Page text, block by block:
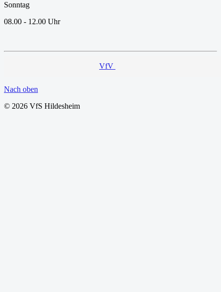
Sonntag
08.00 - 12.00 Uhr
VfV
Nach oben
© 2026 VfS Hildesheim